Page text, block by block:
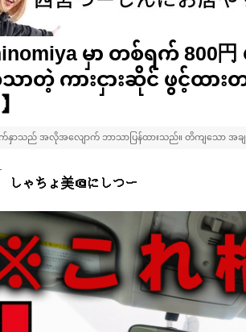
မှာ တစ်ရက်
တဲ့ ကားငှားဆိုင် ဖွင့်ထားတ
နှာသည် အလိုအလျောက် ဘာသာပြန်ထားသည်။ တိကျသော အ
しゃちょ美＠にしつー